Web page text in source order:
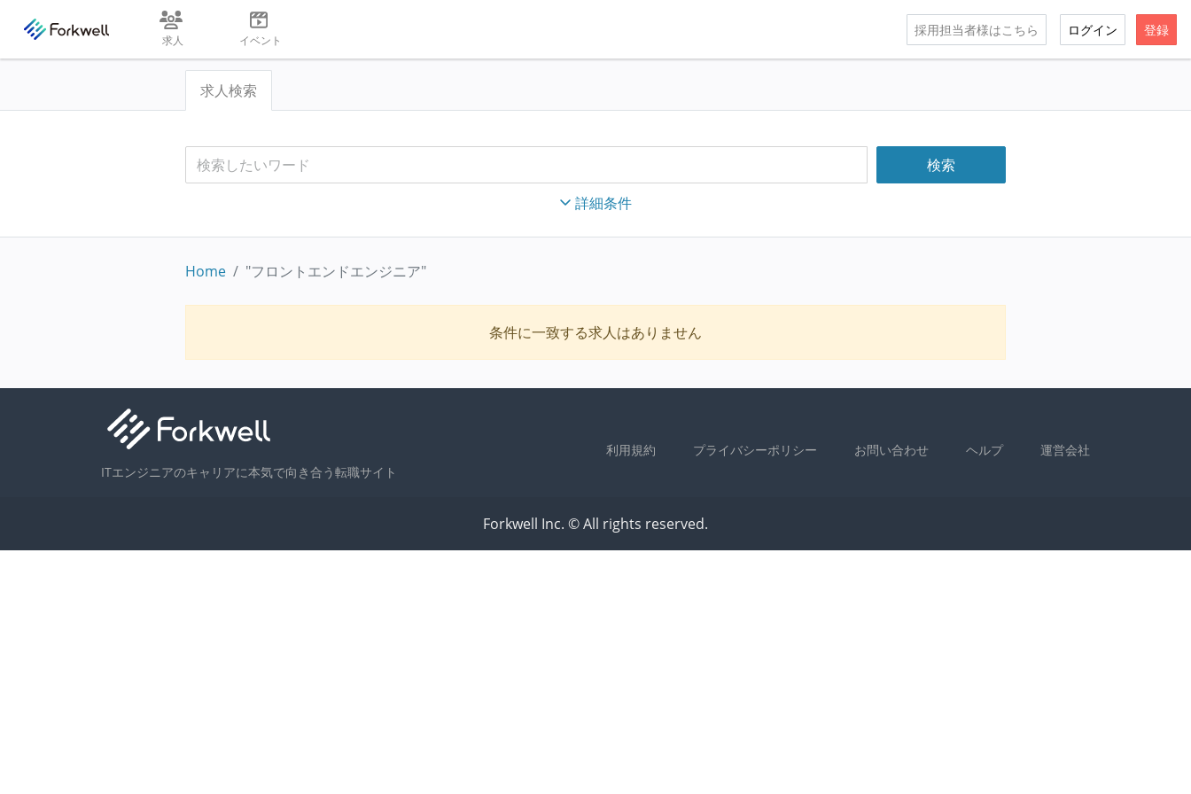
求人 イベント
採用担当者様はこちら ログイン 登録
求人検索
詳細条件
Home "フロントエンドエンジニア"
条件に一致する求人はありません
ITエンジニアのキャリアに本気で向き合う転職サイト
利用規約 プライバシーポリシー お問い合わせ ヘルプ 運営会社
Forkwell Inc. © All rights reserved.